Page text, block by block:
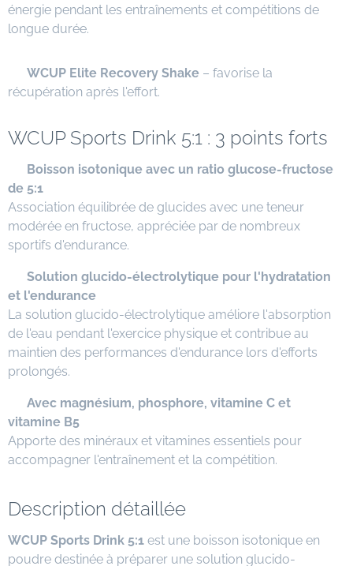
énergie pendant les entraînements et compétitions de
longue durée.
WCUP Elite Recovery Shake – favorise la
récupération après l'effort.
WCUP Sports Drink 5:1 : 3 points forts
Boisson isotonique avec un ratio glucose-fructose
de 5:1
Association équilibrée de glucides avec une teneur
modérée en fructose, appréciée par de nombreux
sportifs d'endurance.
Solution glucido-électrolytique pour l'hydratation
et l'endurance
La solution glucido-électrolytique améliore l'absorption
de l'eau pendant l'exercice physique et contribue au
maintien des performances d'endurance lors d'efforts
prolongés.
Avec magnésium, phosphore, vitamine C et
vitamine B5
Apporte des minéraux et vitamines essentiels pour
accompagner l'entraînement et la compétition.
Description détaillée
WCUP Sports Drink 5:1 est une boisson isotonique en
poudre destinée à préparer une solution glucido-